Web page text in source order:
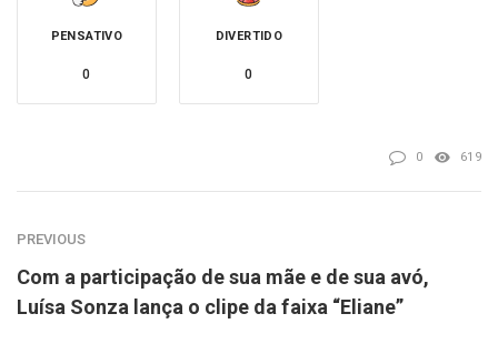
PENSATIVO
0
DIVERTIDO
0
0 619
PREVIOUS
Com a participação de sua mãe e de sua avó,
Luísa Sonza lança o clipe da faixa “Eliane”